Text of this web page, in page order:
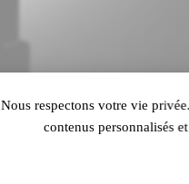
Nous respectons votre vie
contenus personnalisés